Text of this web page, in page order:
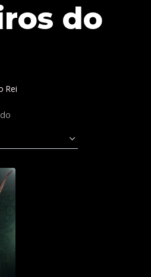
do
Rei